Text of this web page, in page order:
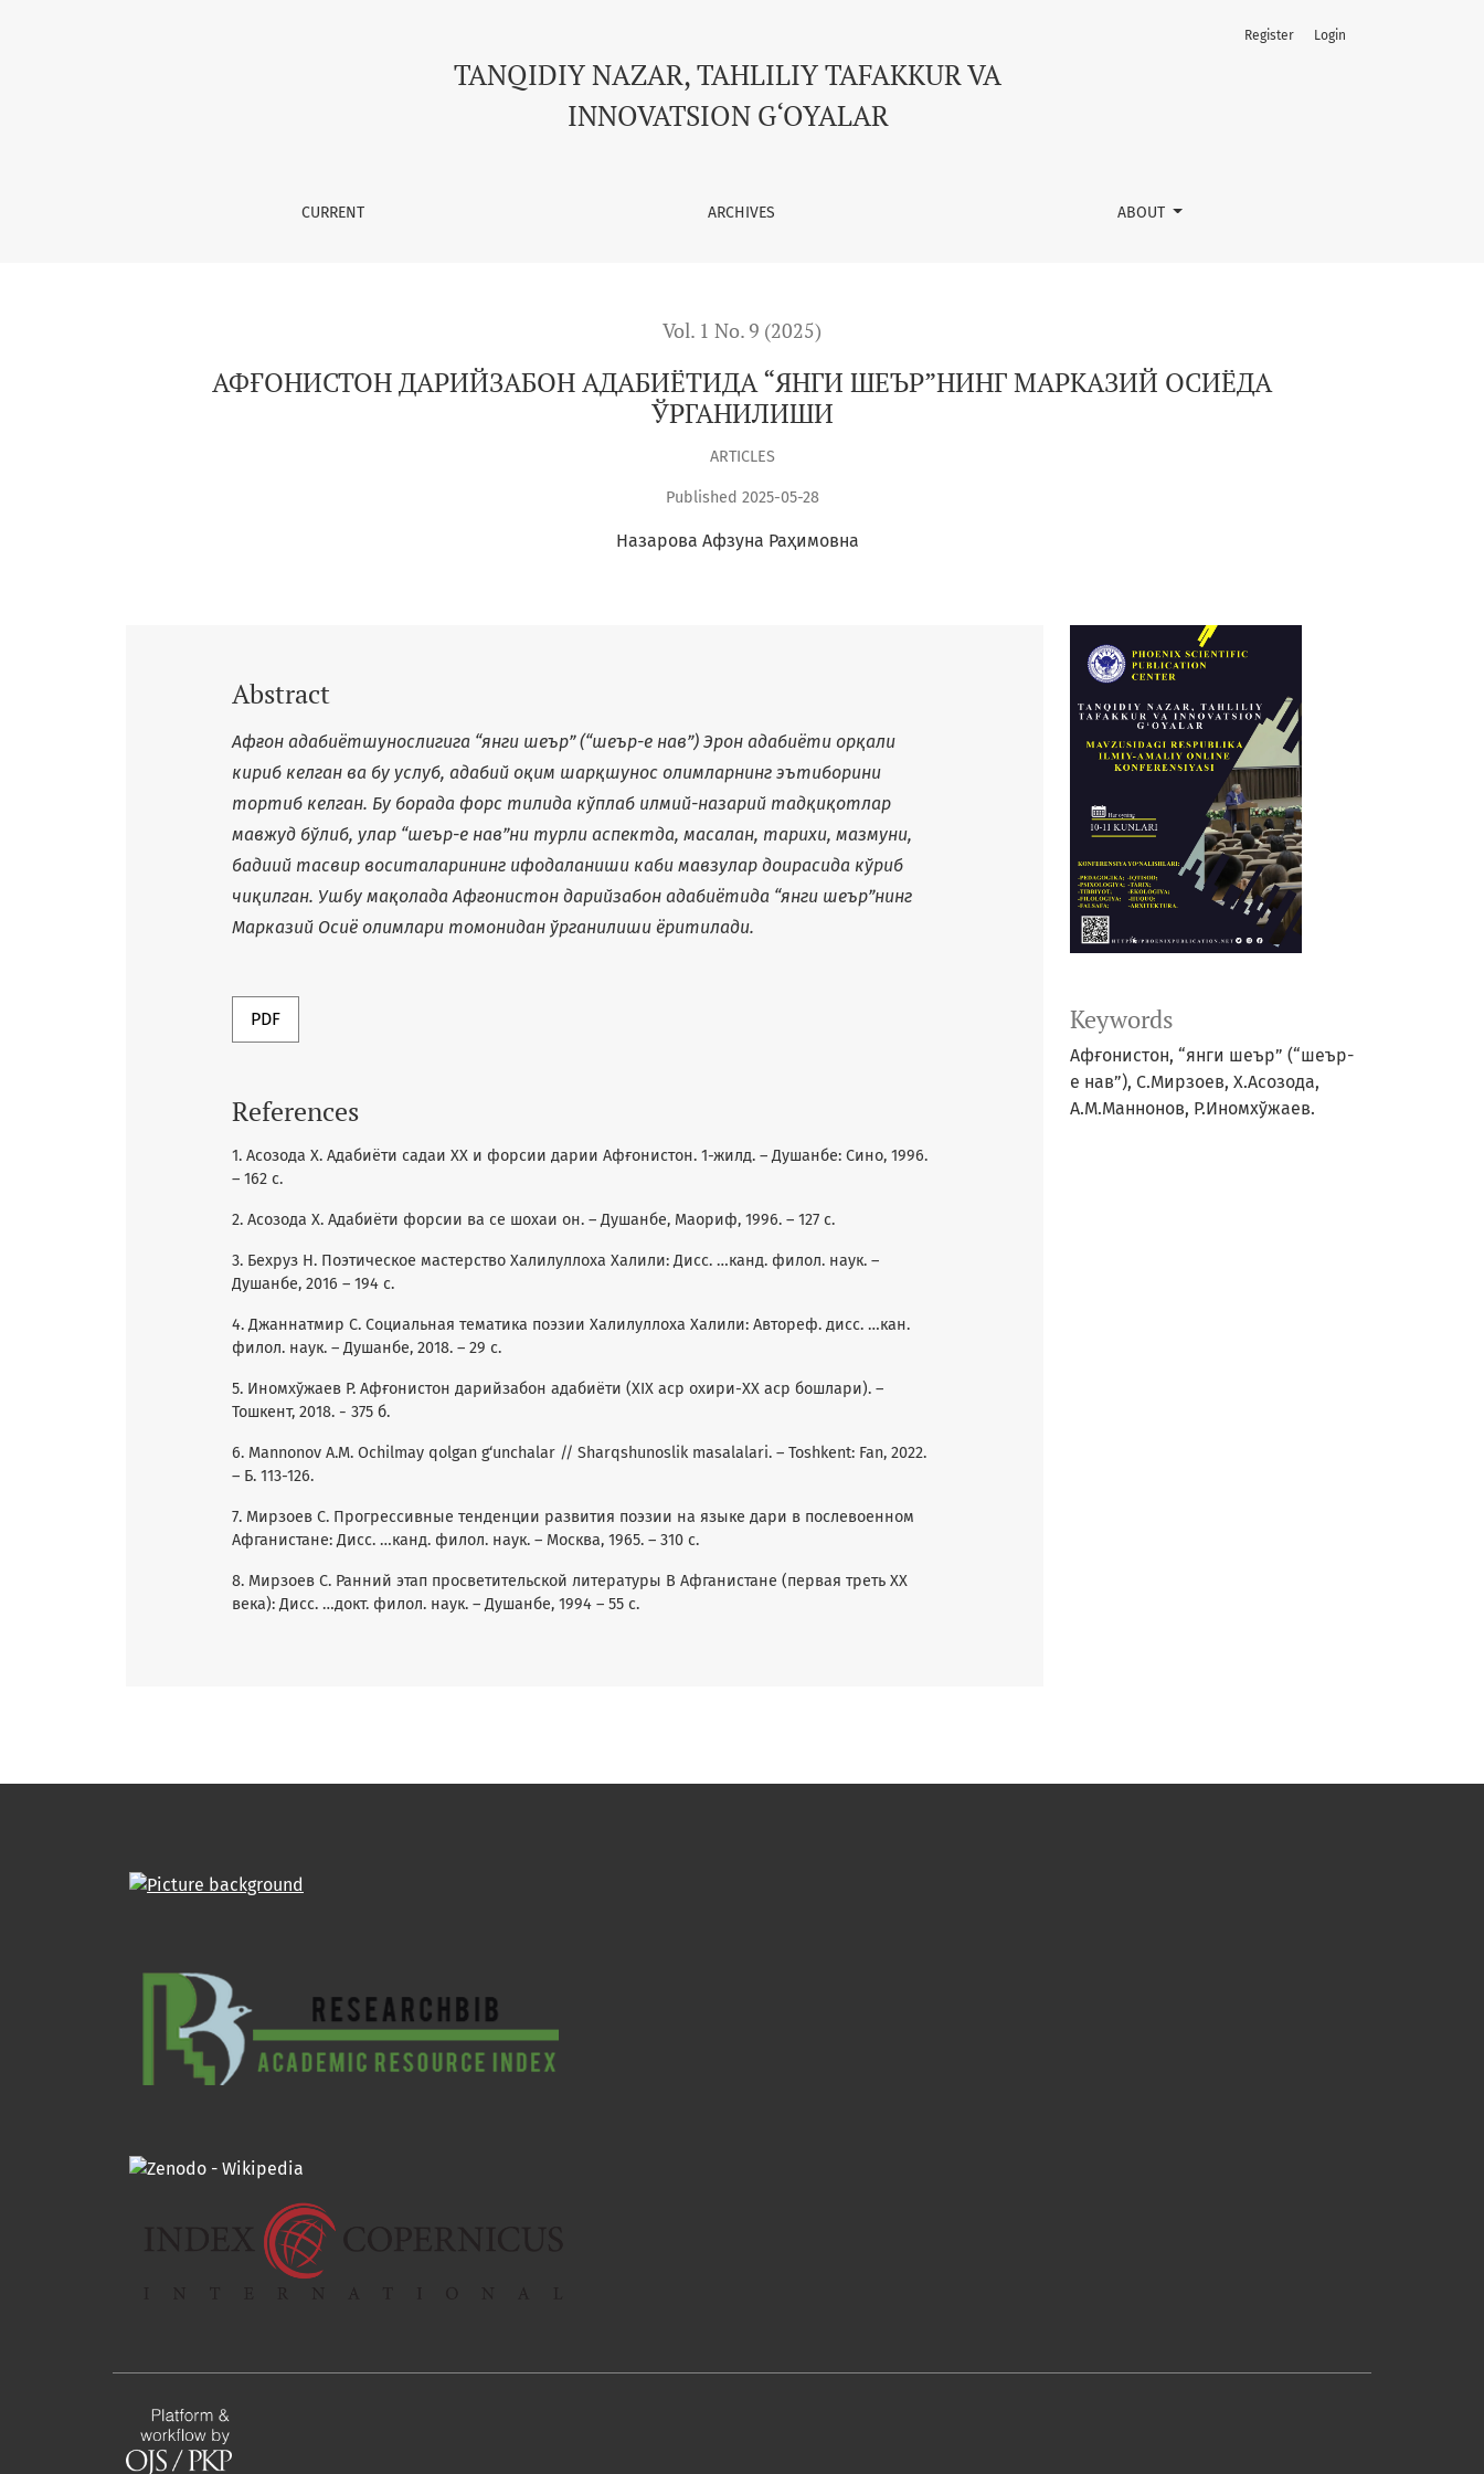
TANQIDIY NAZAR, TAHLILIY TAFAKKUR VA
INNOVATSION G‘OYALAR
CURRENT ARCHIVES ABOUT
Register Login
Vol. 1 No. 9 (2025)
АФҒОНИСТОН ДАРИЙЗАБОН АДАБИЁТИДА “ЯНГИ ШЕЪР”НИНГ МАРКАЗИЙ ОСИЁДА
ЎРГАНИЛИШИ
ARTICLES
Published 2025-05-28
Назарова Афзуна Раҳимовна
Keywords
Афғонистон, “янги шеър” (“шеър-
е нав”), С.Мирзоев, Х.Асозода,
А.М.Маннонов, Р.Иномхўжаев.
Abstract
Афғон адабиётшунослигига “янги шеър” (“шеър-е нав”) Эрон адабиёти орқали
кириб келган ва бу услуб, адабий оқим шарқшунос олимларнинг эътиборини
тортиб келган. Бу борада форс тилида кўплаб илмий-назарий тадқиқотлар
мавжуд бўлиб, улар “шеър-е нав”ни турли аспектда, масалан, тарихи, мазмуни,
бадиий тасвир воситаларининг ифодаланиши каби мавзулар доирасида кўриб
чиқилган. Ушбу мақолада Афғонистон дарийзабон адабиётида “янги шеър”нинг
Марказий Осиё олимлари томонидан ўрганилиши ёритилади.
PDF
References
1. Асозода Х. Адабиёти садаи ХХ и форсии дарии Афғонистон. 1-жилд. – Душанбе: Сино, 1996.
– 162 с.
2. Асозода Х. Адабиёти форсии ва се шохаи он. – Душанбе, Маориф, 1996. – 127 с.
3. Бехруз Н. Поэтическое мастерство Халилуллоха Халили: Дисс. …канд. филол. наук. –
Душанбе, 2016 – 194 с.
4. Джаннатмир С. Социальная тематика поэзии Халилуллоха Халили: Автореф. дисс. …кан.
филол. наук. – Душанбе, 2018. – 29 с.
5. Иномхўжаев Р. Афғонистон дарийзабон адабиёти (ХIХ аср охири-ХХ аср бошлари). –
Тошкент, 2018. ˗ 375 б.
6. Mannonov A.M. Ochilmay qolgan g‘unchalar // Sharqshunoslik masalalari. – Toshkent: Fan, 2022.
– Б. 113-126.
7. Мирзоев С. Прогрессивные тенденции развития поэзии на языке дари в послевоенном
Афганистане: Дисс. …канд. филол. наук. – Москва, 1965. – 310 с.
8. Мирзоев С. Ранний этап просветительской литературы В Афганистане (первая треть ХХ
века): Дисс. …докт. филол. наук. – Душанбе, 1994 – 55 с.